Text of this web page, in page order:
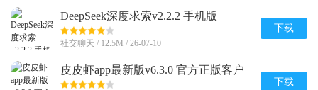
DeepSeek深度求索v2.2.2 手机版
社交聊天 / 12.5M / 26-07-10
下载
皮皮虾app最新版v6.3.0 官方正版客户
端
下载